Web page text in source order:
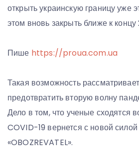
открыть украинскую границу уже
этом вновь закрыть ближе к концу
Пише https://proua.com.ua
Такая возможность
предотвратить вторую волну
Дело в том, что ученые сходятся
COVID-19 вернется с новой
«OBOZREVATEL».